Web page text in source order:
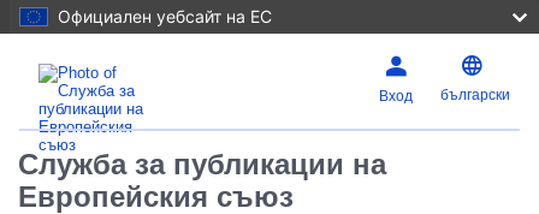
Официален уебсайт на ЕС
Вход български
Служба за публикации на
Европейския съюз